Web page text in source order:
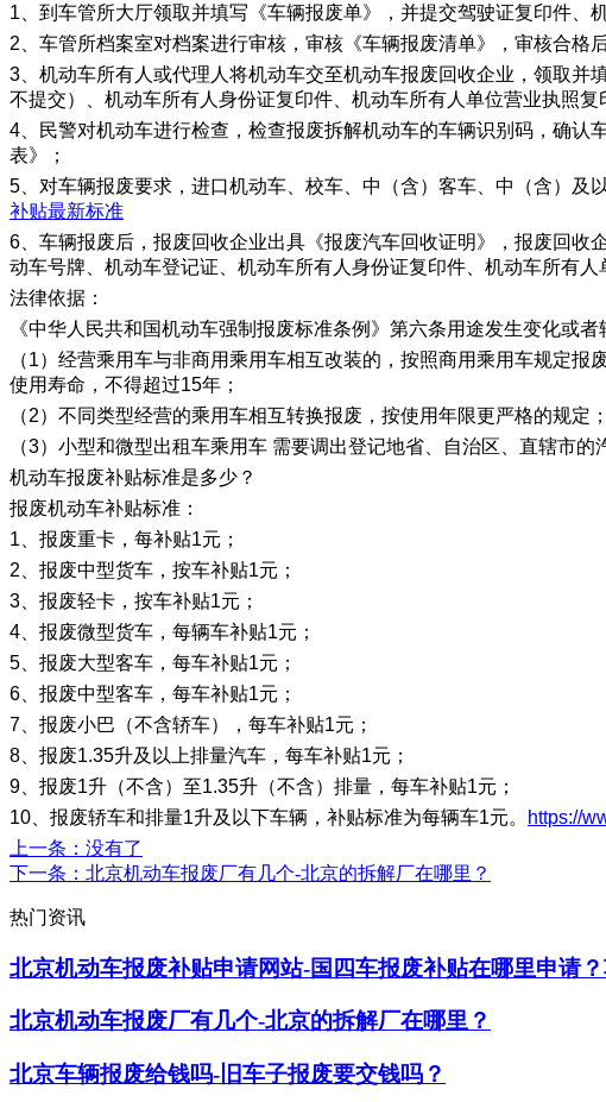
1、到车管所大厅领取并填写《车辆报废单》，并提交驾驶证复印件、
2、车管所档案室对档案进行审核，审核《车辆报废清单》，审核合格
3、机动车所有人或代理人将机动车交至机动车报废回收企业，领取
不提交）、机动车所有人身份证复印件、机动车所有人单位营业执照
4、民警对机动车进行检查，检查报废拆解机动车的车辆识别码，确
表》；
5、对车辆报废要求，进口机动车、校车、中（含）客车、中（含）及
补贴最新标准
6、车辆报废后，报废回收企业出具《报废汽车回收证明》，报废回
动车号牌、机动车登记证、机动车所有人身份证复印件、机动车所有
法律依据：
《中华人民共和国机动车强制报废标准条例》第六条用途发生变化或
（1）经营乘用车与非商用乘用车相互改装的，按照商用乘用车规定
使用寿命，不得超过15年；
（2）不同类型经营的乘用车相互转换报废，按使用年限更严格的规定；
（3）小型和微型出租车乘用车 需要调出登记地省、自治区、直辖市
机动车报废补贴标准是多少？
报废机动车补贴标准：
1、报废重卡，每补贴1元；
2、报废中型货车，按车补贴1元；
3、报废轻卡，按车补贴1元；
4、报废微型货车，每辆车补贴1元；
5、报废大型客车，每车补贴1元；
6、报废中型客车，每车补贴1元；
7、报废小巴（不含轿车），每车补贴1元；
8、报废1.35升及以上排量汽车，每车补贴1元；
9、报废1升（不含）至1.35升（不含）排量，每车补贴1元；
10、报废轿车和排量1升及以下车辆，补贴标准为每辆车1元。
https://
上一条 ：没有了
下一条 ：北京机动车报废厂有几个-北京的拆解厂在哪里？
热门资讯
北京机动车报废补贴申请网站-国四车报废补贴在哪里申请
北京机动车报废厂有几个-北京的拆解厂在哪里？
北京车辆报废给钱吗-旧车子报废要交钱吗？